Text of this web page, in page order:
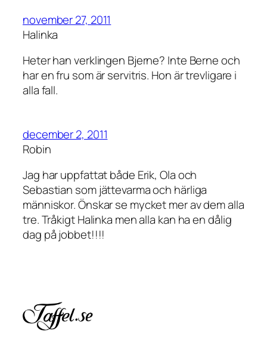
november 27, 2011
Halinka
Heter han verklingen Bjerne? Inte Berne och
har en fru som är servitris. Hon är trevligare i
alla fall.
december 2, 2011
Robin
Jag har uppfattat både Erik, Ola och
Sebastian som jättevarma och härliga
människor. Önskar se mycket mer av dem alla
tre. Tråkigt Halinka men alla kan ha en dålig
dag på jobbet!!!!